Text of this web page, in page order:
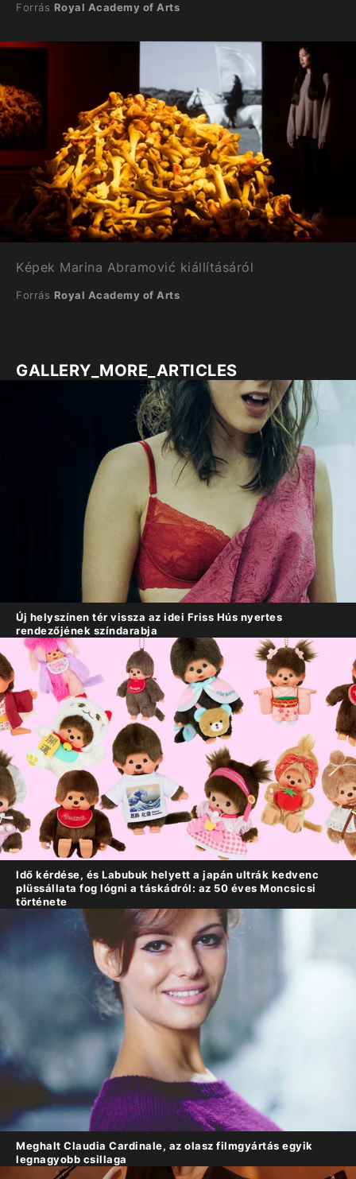
Forrás Royal Academy of Arts
Képek Marina Abramović kiállításáról
Forrás Royal Academy of Arts
GALLERY_MORE_ARTICLES
Új helyszínen tér vissza az idei Friss Hús nyertes
rendezőjének színdarabja
Idő kérdése, és Labubuk helyett a japán ultrák kedvenc
plüssállata fog lógni a táskádról: az 50 éves Moncsicsi
története
Meghalt Claudia Cardinale, az olasz filmgyártás egyik
legnagyobb csillaga